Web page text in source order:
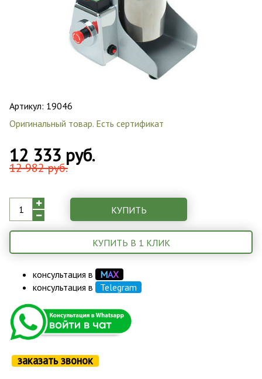
Артикул: 19046
Оригинальный товар. Есть сертификат
12 333 руб.
12 982 руб.
КУПИТЬ
КУПИТЬ В 1 КЛИК
консультация в МАХ
консультация в Telegram
заказать звонок